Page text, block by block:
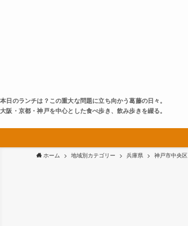
本日のランチは？この重大な問題に立ち向かう葛藤の日々。
大阪・京都・神戸を中心とした食べ歩き、飲み歩きを綴る。
ホーム 地域別カテゴリー 兵庫県 神戸市中央区